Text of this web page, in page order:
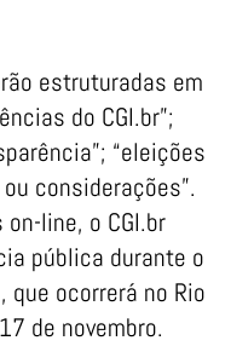
estruturadas em
do CGI.br”;
“eleições
considerações”.
line, o CGI.br
pública durante o
que ocorrerá no Rio
de novembro.